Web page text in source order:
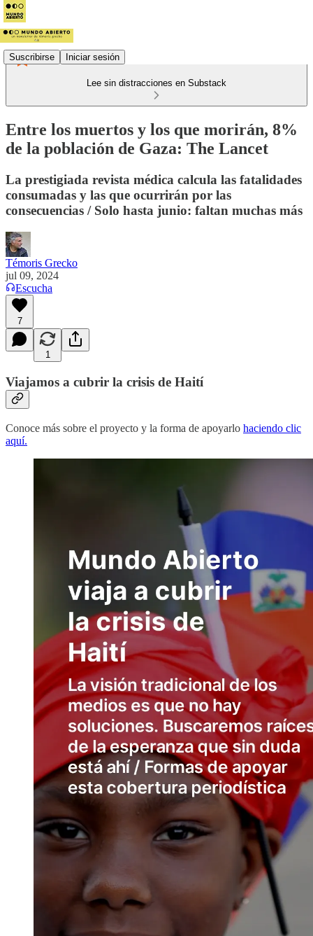
Suscribirse Iniciar sesión
Lee sin distracciones en Substack
Entre los muertos y los que morirán, 8%
de la población de Gaza: The Lancet
La prestigiada revista médica calcula las fatalidades
consumadas y las que ocurrirán por las
consecuencias / Solo hasta junio: faltan muchas más
Témoris Grecko
jul 09, 2024
Escucha
7
1
Viajamos a cubrir la crisis de Haití
Conoce más sobre el proyecto y la forma de apoyarlo haciendo clic
aquí.